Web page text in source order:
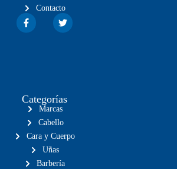
Contacto
Categorías
Marcas
Cabello
Cara y Cuerpo
Uñas
Barbería